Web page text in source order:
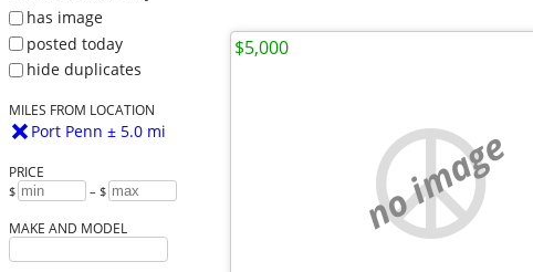
has image
posted today
hide duplicates
MILES FROM LOCATION
Port Penn ± 5.0 mi
PRICE
$ – $
MAKE AND MODEL no image
$5,000